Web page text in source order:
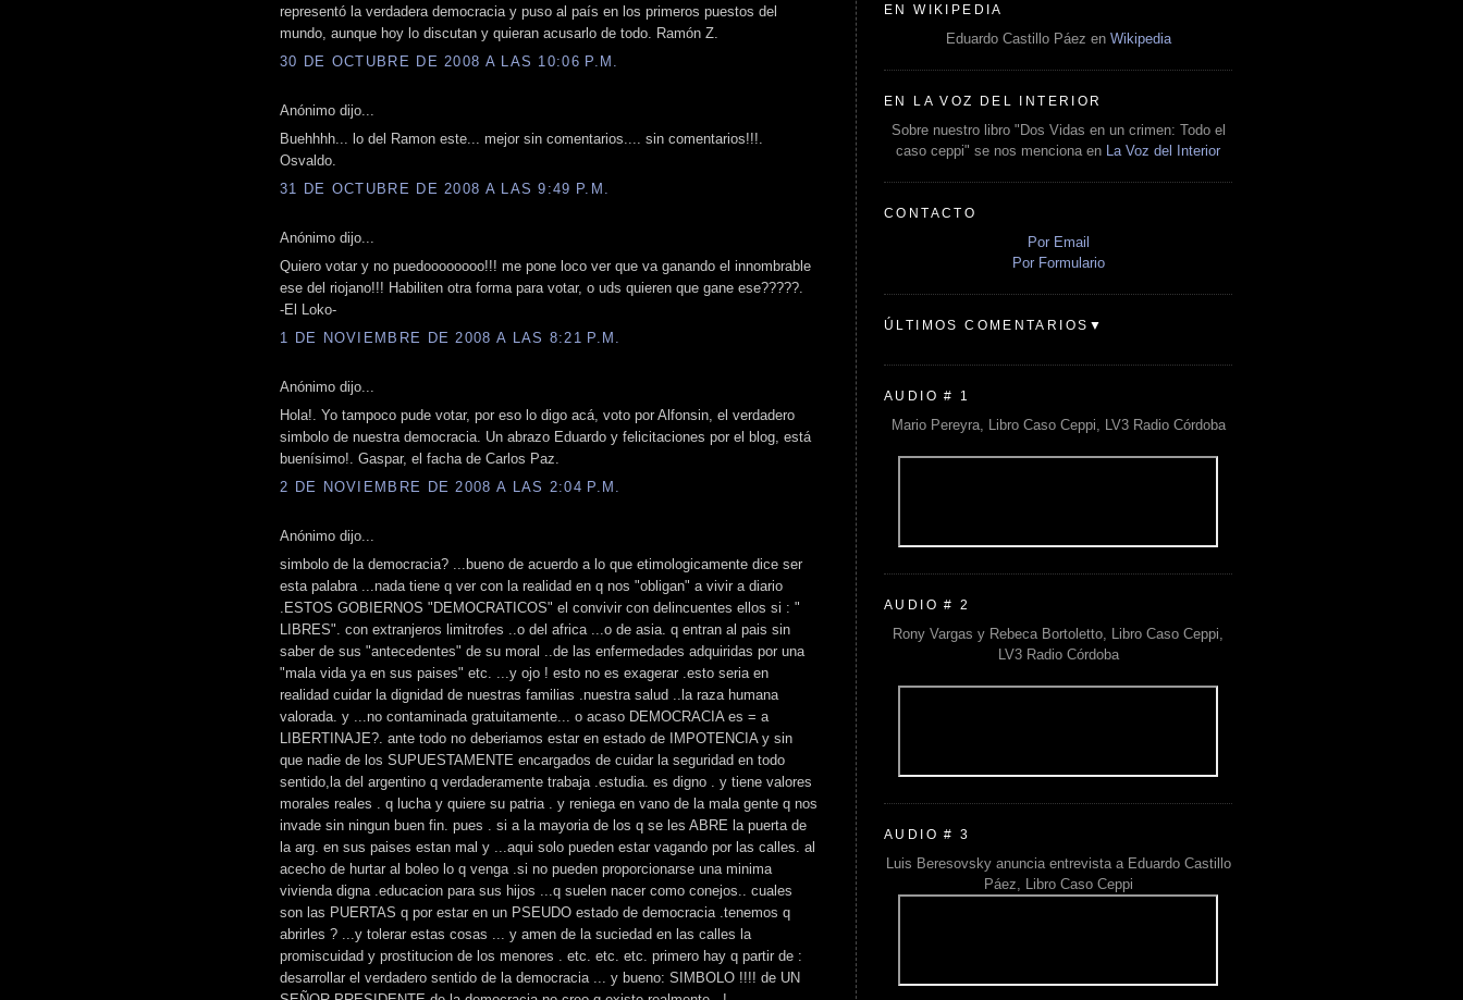
representó la verdadera democracia y puso al país en los primeros puestos del
mundo, aunque hoy lo discutan y quieran acusarlo de todo. Ramón Z.
30 DE OCTUBRE DE 2008 A LAS 10:06 P.M.
Anónimo dijo...
Buehhhh... lo del Ramon este... mejor sin comentarios.... sin comentarios!!!.
Osvaldo.
31 DE OCTUBRE DE 2008 A LAS 9:49 P.M.
Anónimo dijo...
Quiero votar y no puedoooooooo!!! me pone loco ver que va ganando el innombrable
ese del riojano!!! Habiliten otra forma para votar, o uds quieren que gane ese?????.
-El Loko-
1 DE NOVIEMBRE DE 2008 A LAS 8:21 P.M.
Anónimo dijo...
Hola!. Yo tampoco pude votar, por eso lo digo acá, voto por Alfonsin, el verdadero
simbolo de nuestra democracia. Un abrazo Eduardo y felicitaciones por el blog, está
buenísimo!. Gaspar, el facha de Carlos Paz.
2 DE NOVIEMBRE DE 2008 A LAS 2:04 P.M.
Anónimo dijo...
simbolo de la democracia? ...bueno de acuerdo a lo que etimologicamente dice ser
esta palabra ...nada tiene q ver con la realidad en q nos "obligan" a vivir a diario
.ESTOS GOBIERNOS "DEMOCRATICOS" el convivir con delincuentes ellos si : "
LIBRES". con extranjeros limitrofes ..o del africa ...o de asia. q entran al pais sin
saber de sus "antecedentes" de su moral ..de las enfermedades adquiridas por una
"mala vida ya en sus paises" etc. ...y ojo ! esto no es exagerar .esto seria en
realidad cuidar la dignidad de nuestras familias .nuestra salud ..la raza humana
valorada. y ...no contaminada gratuitamente... o acaso DEMOCRACIA es = a
LIBERTINAJE?. ante todo no deberiamos estar en estado de IMPOTENCIA y sin
que nadie de los SUPUESTAMENTE encargados de cuidar la seguridad en todo
sentido,la del argentino q verdaderamente trabaja .estudia. es digno . y tiene valores
morales reales . q lucha y quiere su patria . y reniega en vano de la mala gente q nos
invade sin ningun buen fin. pues . si a la mayoria de los q se les ABRE la puerta de
la arg. en sus paises estan mal y ...aqui solo pueden estar vagando por las calles. al
acecho de hurtar al boleo lo q venga .si no pueden proporcionarse una minima
vivienda digna .educacion para sus hijos ...q suelen nacer como conejos.. cuales
son las PUERTAS q por estar en un PSEUDO estado de democracia .tenemos q
abrirles ? ...y tolerar estas cosas ... y amen de la suciedad en las calles la
promiscuidad y prostitucion de los menores . etc. etc. etc. primero hay q partir de :
desarrollar el verdadero sentido de la democracia ... y bueno: SIMBOLO !!!! de UN
EN WIKIPEDIA
Eduardo Castillo Páez en Wikipedia
EN LA VOZ DEL INTERIOR
Sobre nuestro libro "Dos Vidas en un crimen: Todo el
caso ceppi" se nos menciona en
La Voz del Interior
CONTACTO
Por Email
Por Formulario
ÚLTIMOS COMENTARIOS▼
AUDIO # 1
Mario Pereyra, Libro Caso Ceppi, LV3 Radio Córdoba
AUDIO # 2
Rony Vargas y Rebeca Bortoletto, Libro Caso Ceppi,
LV3 Radio Córdoba
AUDIO # 3
Luis Beresovsky anuncia entrevista a Eduardo Castillo
Páez, Libro Caso Ceppi